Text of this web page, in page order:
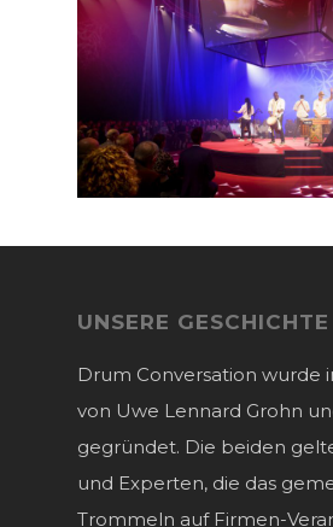
UNSERE GESCHICHTE
Drum Conversation wurde
von Uwe Lennard Grohn
gegründet. Die beiden
und Experten, die das
Trommeln auf Firmen-